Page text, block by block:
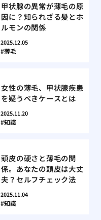
甲状腺の異常が薄毛の原
因に？知られざる髪とホ
ルモンの関係
2025.12.05
薄毛
女性の薄毛、甲状腺疾患
を疑うべきケースとは
2025.11.20
知識
頭皮の硬さと薄毛の関
係。あなたの頭皮は大丈
夫？セルフチェック法
2025.11.04
知識